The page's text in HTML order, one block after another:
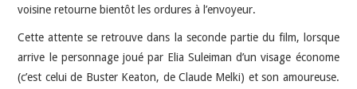
voisine retourne bientôt les ordures à l’envoyeur.
Cette attente se retrouve dans la seconde partie du film, lorsque
arrive le personnage joué par Elia Suleiman d’un visage économe
(c’est celui de Buster Keaton, de Claude Melki) et son amoureuse.